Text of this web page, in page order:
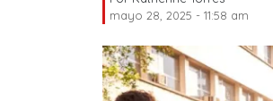
mayo 28, 2025 - 11:58 am